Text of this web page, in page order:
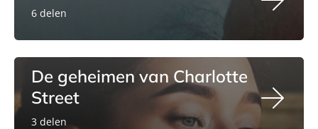
6 delen
De geheimen van Charlotte
Street
3 delen